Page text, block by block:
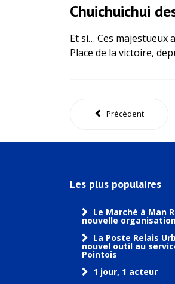
Chuichuichui
Et si… Ces majestueux
Place de la victoire,
Précédent
Les plus populaires
Le Marché à Man
nouvelle
La Poste Relais
nouvel outil au
Pointois
1 jour, 1 acteur